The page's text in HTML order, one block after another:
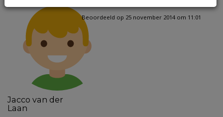
Jacco van der
Laan
Beoordeeld op 25 november 2014 om 11:01